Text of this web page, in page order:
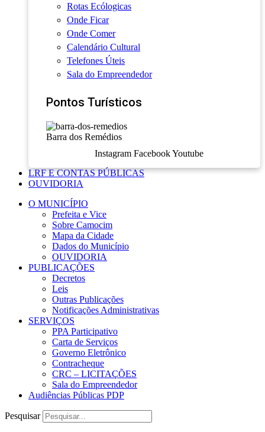
Rotas Ecólogicas
Onde Ficar
Onde Comer
Calendário Cultural
Telefones Úteis
Sala do Empreendedor
Pontos Turísticos
Barra dos Remédios
Instagram Facebook Youtube
LRF E CONTAS PÚBLICAS
OUVIDORIA
O MUNICÍPIO
Prefeita e Vice
Sobre Camocim
Mapa da Cidade
Dados do Município
OUVIDORIA
PUBLICAÇÕES
Decretos
Leis
Outras Publicações
Notificações Administrativas
SERVIÇOS
PPA Participativo
Carta de Serviços
Governo Eletrônico
Contracheque
CRC – LICITAÇÕES
Sala do Empreendedor
Audiências Públicas PDP
Pesquisar